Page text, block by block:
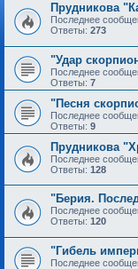
Прудникова
Последнее
Ответы: 273
"Удар
Последнее
Ответы: 7
"Песня
Последнее
Ответы: 9
Прудникова
Последнее
Ответы: 128
"Берия.
Последнее
Ответы: 120
"Гибель
Последнее